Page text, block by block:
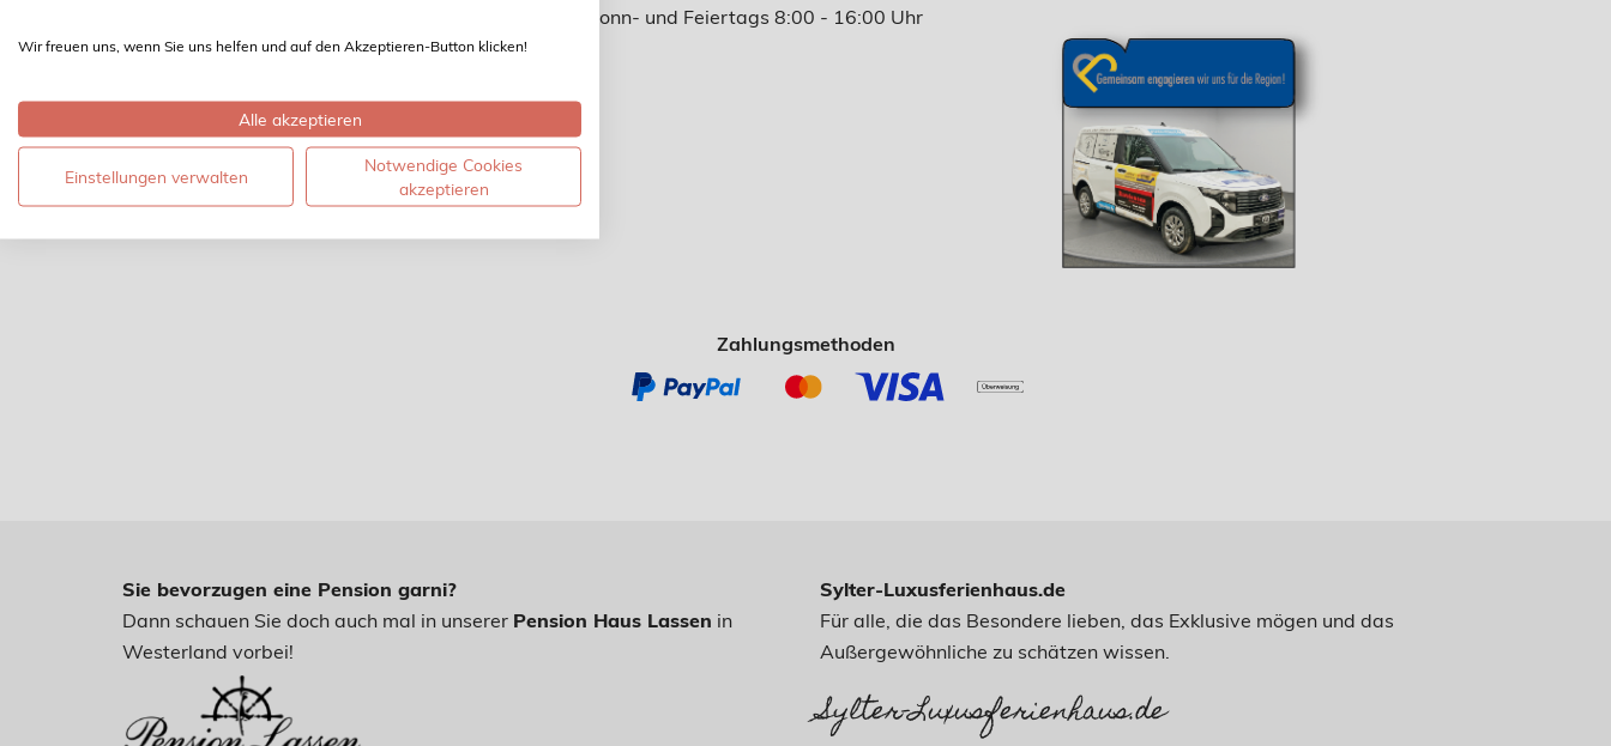
E-Mail info@cundasylt.de
Sonn- und Feiertags 8:00 - 16:00 Uhr
Zahlungsmethoden
Sie bevorzugen eine Pension garni?
Dann schauen Sie doch auch mal in unserer Pension Haus Lassen in
Westerland vorbei!
Sylter-Luxusferienhaus.de
Für alle, die das Besondere lieben, das Exklusive mögen und das
Außergewöhnliche zu schätzen wissen.
Sylter-Luxusferienhaus.de
Wir freuen uns, wenn Sie uns helfen und auf den Akzeptieren-Button klicken!
Alle akzeptieren
Einstellungen verwalten
Notwendige Cookies
akzeptieren